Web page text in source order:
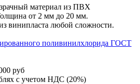
материал из ПВХ
от 2 мм до 20 мм.
винипласта любой сложности.
поливинилхлорида ГОСТ
руб
с учетом НДС (20%)